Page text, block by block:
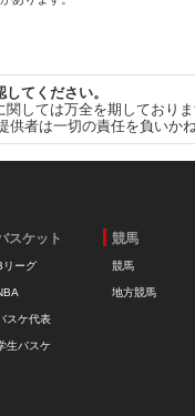
てください。
しては万全を期してお
者は一切の責任を負いかね
スケット
リーグ
スケ代表
生バスケ
競馬
競馬
地方競馬